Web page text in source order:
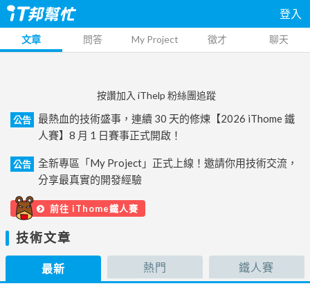
登入
文章 問答 My Project 徵才 聊天
按讚加入 iThelp 粉絲團追蹤
公告
最熱血的技術盛事，連續 30 天的修煉【2026 iThome 鐵
人賽】8 月 1 日賽事正式開啟！
公告
全新專區「My Project」正式上線！邀請你用技術交流，
分享最真實的開發經驗
前往 iThome鐵人賽
技術文章
最新 熱門 鐵人賽